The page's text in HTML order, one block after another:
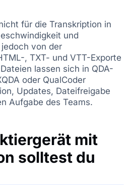
für die Transkription in
und
von der
, TXT- und VTT-Exporte
lassen sich in QDA-
oder QualCoder
Updates, Dateifreigabe
Aufgabe des Teams.
mit
solltest du